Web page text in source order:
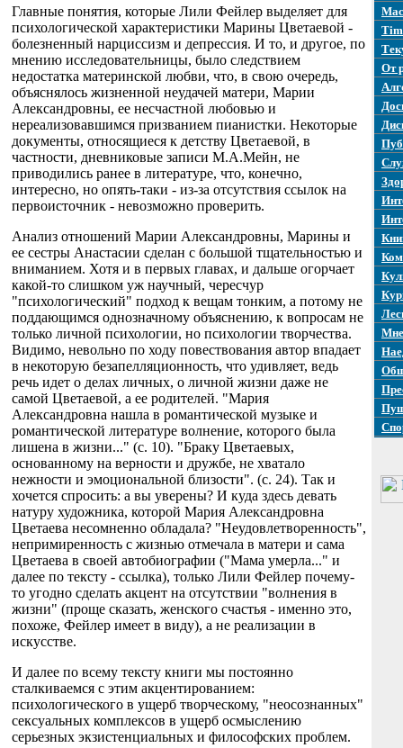
Главные понятия, которые Лили Фейлер выделяет для
психологической характеристики Марины Цветаевой -
болезненный нарциссизм и депрессия. И то, и другое, по
мнению исследовательницы, было следствием
недостатка материнской любви, что, в свою очередь,
объяснялось жизненной неудачей матери, Марии
Александровны, ее несчастной любовью и
нереализовавшимся призванием пианистки. Некоторые
документы, относящиеся к детству Цветаевой, в
частности, дневниковые записи М.А.Мейн, не
приводились ранее в литературе, что, конечно,
интересно, но опять-таки - из-за отсутствия ссылок на
первоисточник - невозможно проверить.
Анализ отношений Марии Александровны, Марины и
ее сестры Анастасии сделан с большой тщательностью и
вниманием. Хотя и в первых главах, и дальше огорчает
какой-то слишком уж научный, чересчур
"психологический" подход к вещам тонким, а потому не
поддающимся однозначному объяснению, к вопросам не
только личной психологии, но психологии творчества.
Видимо, невольно по ходу повествования автор впадает
в некоторую безапелляционность, что удивляет, ведь
речь идет о делах личных, о личной жизни даже не
самой Цветаевой, а ее родителей. "Мария
Александровна нашла в романтической музыке и
романтической литературе волнение, которого была
лишена в жизни..." (с. 10). "Браку Цветаевых,
основанному на верности и дружбе, не хватало
нежности и эмоциональной близости". (с. 24). Так и
хочется спросить: а вы уверены? И куда здесь девать
натуру художника, которой Мария Александровна
Цветаева несомненно обладала? "Неудовлетворенность",
непримиренность с жизнью отмечала в матери и сама
Цветаева в своей автобиографии ("Мама умерла..." и
далее по тексту - ссылка), только Лили Фейлер почему-
то угодно сделать акцент на отсутствии "волнения в
жизни" (проще сказать, женского счастья - именно это,
похоже, Фейлер имеет в виду), а не реализации в
искусстве.
И далее по всему тексту книги мы постоянно
сталкиваемся с этим акцентированием:
психологического в ущерб творческому, "неосознанных"
сексуальных комплексов в ущерб осмыслению
серьезных экзистенциальных и философских проблем.
От